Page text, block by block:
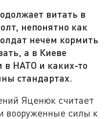
витать в
непонятно как
нечем кормить
а в Киеве
в НАТО и каких-то
стандартах.
Яценюк считает
вооруженные силы к